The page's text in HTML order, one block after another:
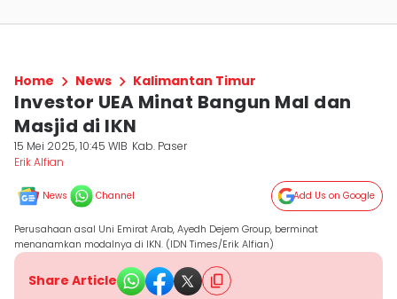
Home News Kalimantan Timur
Investor UEA Minat Bangun Mal dan
Masjid di IKN
15 Mei 2025, 10:45 WIB Kab. Paser
Erik Alfian
News Channel Add Us on Google
Perusahaan asal Uni Emirat Arab, Ayedh Dejem Group, berminat
menanamkan modalnya di IKN. (IDN Times/Erik Alfian)
Share Article